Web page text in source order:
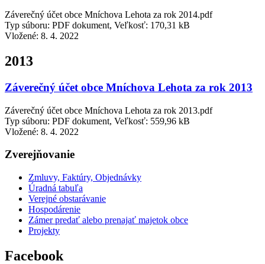
Záverečný účet obce Mníchova Lehota za rok 2014.pdf
Typ súboru: PDF dokument, Veľkosť: 170,31 kB
Vložené: 8. 4. 2022
2013
Záverečný účet obce Mníchova Lehota za rok 2013
Záverečný účet obce Mníchova Lehota za rok 2013.pdf
Typ súboru: PDF dokument, Veľkosť: 559,96 kB
Vložené: 8. 4. 2022
Zverejňovanie
Zmluvy, Faktúry, Objednávky
Úradná tabuľa
Verejné obstarávanie
Hospodárenie
Zámer predať alebo prenajať majetok obce
Projekty
Facebook